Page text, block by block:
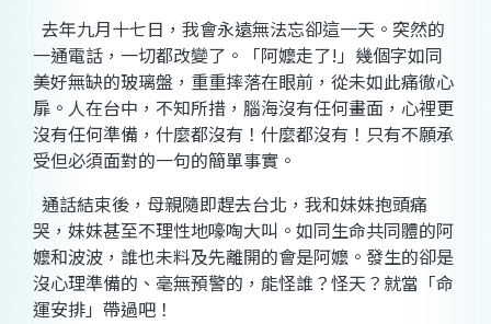
去年九月十七日，我會永遠無法忘卻這一天。突然的
一通電話，一切都改變了。「阿嬤走了! 」幾個字如同
美好無缺的玻璃盤，重重摔落在眼前，從未如此痛徹心
扉。人在台中，不知所措，腦海沒有任何畫面，心裡更
沒有任何準備，什麼都沒有！什麼都沒有！只有不願承
受但必須面對的一句的簡單事實。
通話結束後，母親隨即趕去台北，我和妹妹抱頭痛
哭，妹妹甚至不理性地嚎啕大叫。如同生命共同體的阿
嬤和波波，誰也未料及先離開的會是阿嬤。發生的卻是
沒心理準備的、毫無預警的，能怪誰？怪天？就當「命
運安排」帶過吧！